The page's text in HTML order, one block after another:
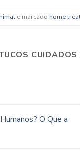
e marcado home
O Que a